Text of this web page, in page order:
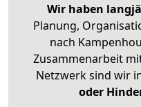
Wir haben
Planung,
nach
Zusammenarbeit
Netzwerk sind wir
oder